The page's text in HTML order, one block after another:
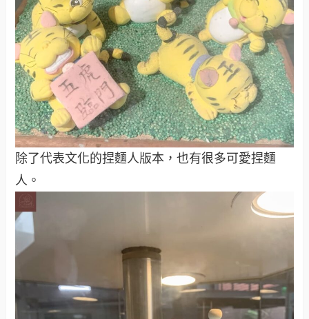
除了代表文化的捏麵人版本，也有很多可愛捏麵
人。